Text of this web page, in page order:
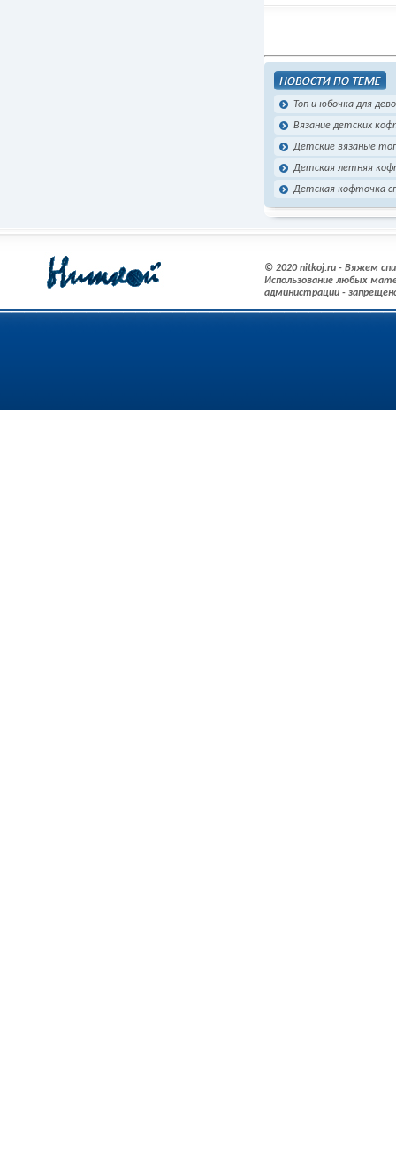
Топ и юбочка для
Вязание детских
Детские вязаные
Детская летняя
Детская кофточка
© 2020 nitkoj.ru - Вяжем
Использование любых
администрации -